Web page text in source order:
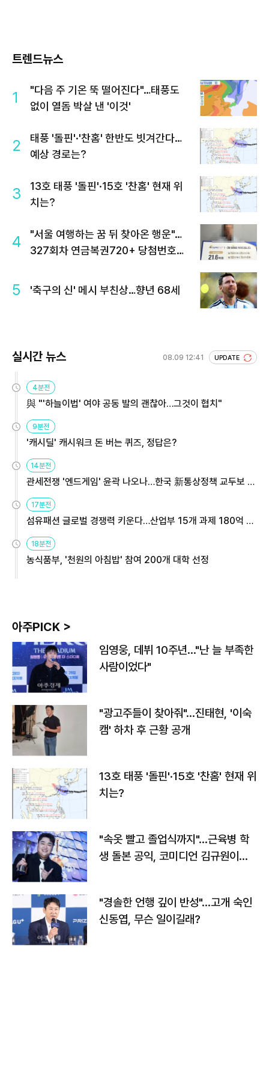
트렌드뉴스
1
"다음 주 기온 뚝 떨어진다"…태풍도
없이 열돔 박살 낸 '이것'
2
태풍 '돌핀'·'찬홈' 한반도 빗겨간다…
예상 경로는?
3
13호 태풍 '돌핀'·15호 '찬홈' 현재 위
치는?
4
"서울 여행하는 꿈 뒤 찾아온 행운"…
327회차 연금복권720+ 당첨번호조
5 '축구의 신' 메시 부친상…향년 68세
실시간 뉴스 08.09 12:41 UPDATE
4분전
與 "'하늘이법' 여야 공동 발의 괜찮아…그것이 협치"
9분전
'캐시딜' 캐시워크 돈 버는 퀴즈, 정답은?
14분전
관세전쟁 '엔드게임' 윤곽 나오나…한국 新통상정책 교두보 활
용해야
17분전
섬유패션 글로벌 경쟁력 키운다…산업부 15개 과제 180억 지
원
18분전
농식품부, '천원의 아침밥' 참여 200개 대학 선정
아주PICK >
임영웅, 데뷔 10주년…"난 늘 부족한
사람이었다"
"광고주들이 찾아줘"…진태현, '이숙
캠' 하차 후 근황 공개
13호 태풍 '돌핀'·15호 '찬홈' 현재 위
치는?
"속옷 빨고 졸업식까지"…근육병 학
생 돌본 공익, 코미디언 김규원이었
"경솔한 언행 깊이 반성"…고개 숙인
신동엽, 무슨 일이길래?